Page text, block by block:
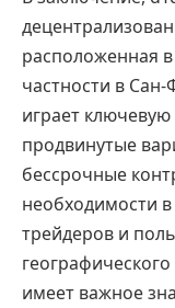
расположенная
частности в
играет ключевую
продвинутые
бессрочные
необходимости
трейдеров и
имеет важное